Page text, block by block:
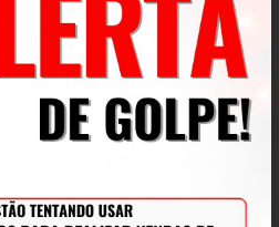
produto/ sinistro/ negligência ou
por agentes naturais;
no produto original